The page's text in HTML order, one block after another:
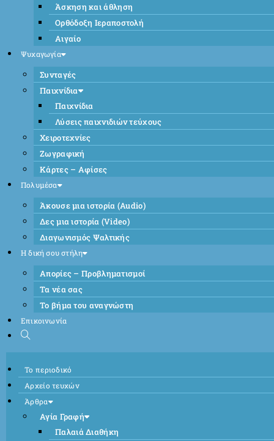
Άσκηση και άθληση
Ορθόδοξη Ιεραποστολή
Αιγαίο
Ψυχαγωγία
Συνταγές
Παιχνίδια
Παιχνίδια
Λύσεις παιχνιδιών τεύχους
Χειροτεχνίες
Ζωγραφική
Κάρτες – Αφίσες
Πολυμέσα
Άκουσε μια ιστορία (Audio)
Δες μια ιστορία (Video)
Διαγωνισμός Ψαλτικής
Η δική σου στήλη
Απορίες – Προβληματισμοί
Τα νέα σας
Το βήμα του αναγνώστη
Επικοινωνία
Το περιοδικό
Αρχείο τευχών
Άρθρα
Αγία Γραφή
Παλαιά Διαθήκη